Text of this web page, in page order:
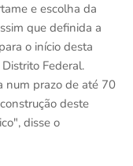
e escolha da
que definida a
o início desta
Federal.
num prazo de até 70
deste
disse o